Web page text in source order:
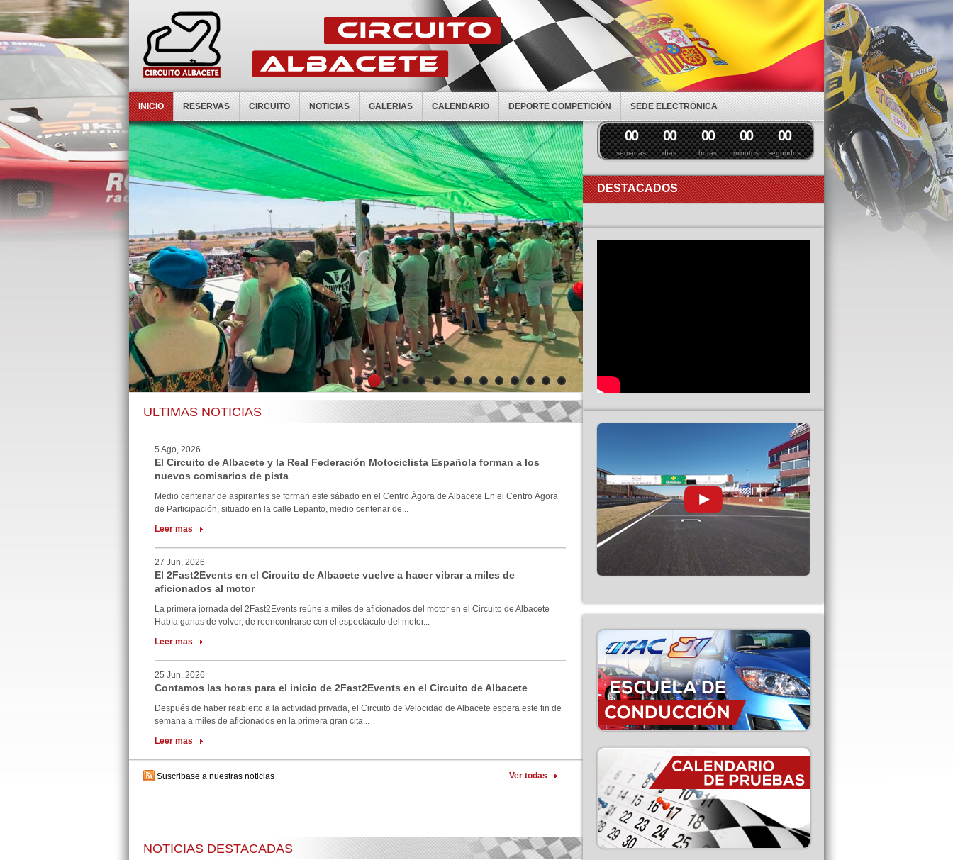
INICIO RESERVAS CIRCUITO NOTICIAS GALERIAS CALENDARIO DEPORTE COMPETICIÓN SEDE ELECTRÓNICA
1 2 3 4 5 6 7 8 9 10 11 12 13 14
ULTIMAS NOTICIAS
5 Ago, 2026
El Circuito de Albacete y la Real Federación Motociclista Española forman a los
nuevos comisarios de pista
Medio centenar de aspirantes se forman este sábado en el Centro Ágora de Albacete En el Centro Ágora
de Participación, situado en la calle Lepanto, medio centenar de...
Leer mas
27 Jun, 2026
El 2Fast2Events en el Circuito de Albacete vuelve a hacer vibrar a miles de
aficionados al motor
La primera jornada del 2Fast2Events reúne a miles de aficionados del motor en el Circuito de Albacete
Había ganas de volver, de reencontrarse con el espectáculo del motor...
Leer mas
25 Jun, 2026
Contamos las horas para el inicio de 2Fast2Events en el Circuito de Albacete
Después de haber reabierto a la actividad privada, el Circuito de Velocidad de Albacete espera este fin de
semana a miles de aficionados en la primera gran cita...
Leer mas
Ver todas
Suscribase a nuestras noticias
NOTICIAS DESTACADAS
semanas
00
días
00
horas
00
minutos
00
segundos
00
DESTACADOS